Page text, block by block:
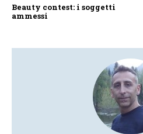
Beauty contest: i soggetti
ammessi